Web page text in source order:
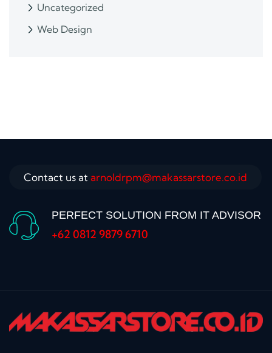
Uncategorized
Web Design
Contact us at arnoldrpm@makassarstore.co.id
PERFECT SOLUTION FROM IT ADVISOR
+62 0812 9879 6710